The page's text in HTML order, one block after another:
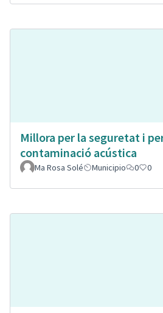
Millora per la seguretat i
contaminació acústica
Ma Rosa Solé Municipio 0 0